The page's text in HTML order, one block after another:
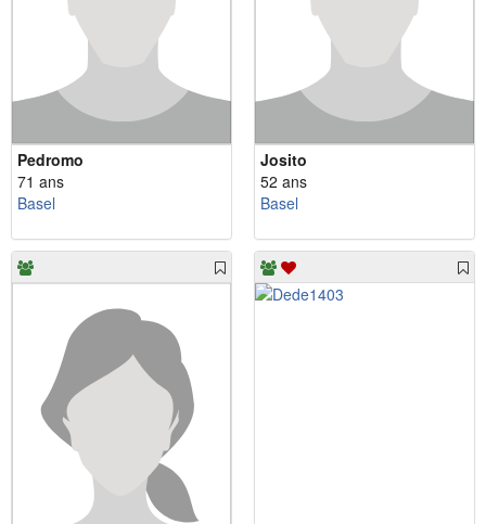
Pedromo
71 ans
Basel
Josito
52 ans
Basel